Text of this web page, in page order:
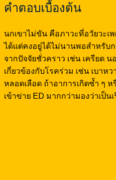
คำตอบเบื้องต้น
นกเขาไม่ขัน คือภาวะที่อวัยวะเ
ได้แต่คงอยู่ได้ไม่นานพอสำหรับ
จากปัจจัยชั่วคราว เช่น เครียด
เกี่ยวข้องกับโรคร่วม เช่น เบาห
หลอดเลือด ถ้าอาการเกิดซ้ำ ๆ ห
เข้าข่าย ED มากกว่ามองว่าเป็น